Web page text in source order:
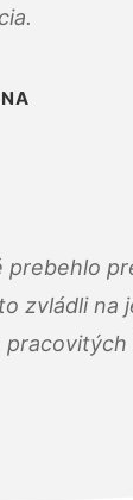
prebehlo
zvládli na